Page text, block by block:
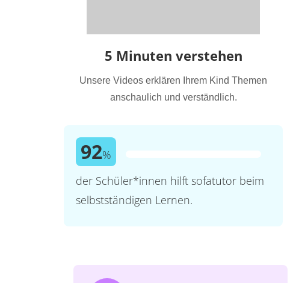
5 Minuten verstehen
Unsere Videos erklären Ihrem Kind Themen
anschaulich und verständlich.
92%
der Schüler*innen hilft sofatutor beim
selbstständigen Lernen.